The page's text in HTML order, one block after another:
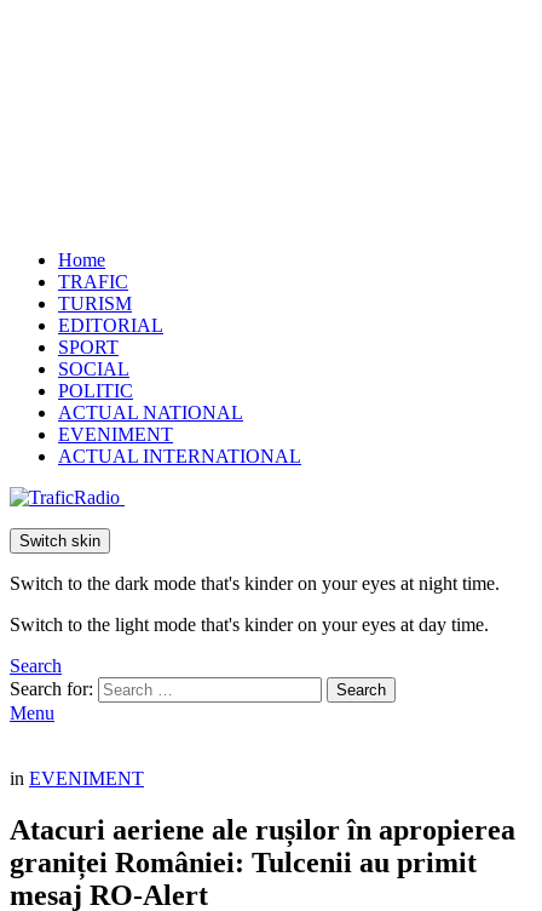
Home
TRAFIC
TURISM
EDITORIAL
SPORT
SOCIAL
POLITIC
ACTUAL NATIONAL
EVENIMENT
ACTUAL INTERNATIONAL
Switch skin
Switch to the dark mode that's kinder on your eyes at night time.
Switch to the light mode that's kinder on your eyes at day time.
Search
Search for:
Search
Menu
in EVENIMENT
Atacuri aeriene ale rușilor în apropierea
graniței României: Tulcenii au primit
mesaj RO-Alert